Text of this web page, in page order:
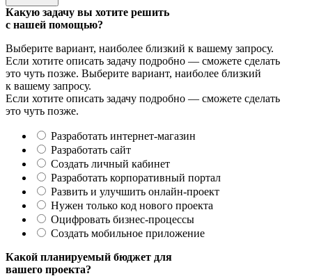
Какую задачу вы хотите решить
с нашей помощью?
Выберите вариант, наиболее близкий к вашему запросу.
Если хотите описать задачу подробно — сможете сделать
это чуть позже. Выберите вариант, наиболее близкий
к вашему запросу.
Если хотите описать задачу подробно — сможете сделать
это чуть позже.
Разработать интернет-магазин
Разработать сайт
Создать личный кабинет
Разработать корпоративный портал
Развить и улучшить онлайн-проект
Нужен только код нового проекта
Оцифровать бизнес-процессы
Создать мобильное приложение
Какой планируемый бюджет для
вашего проекта?